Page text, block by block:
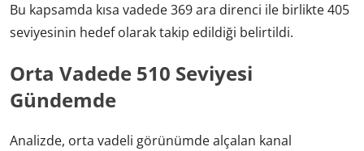
Bu kapsamda kısa vadede 369 ara direnci ile birlikte 405
seviyesinin hedef olarak takip edildiği belirtildi.
Orta Vadede 510 Seviyesi
Gündemde
Analizde, orta vadeli görünümde alçalan kanal